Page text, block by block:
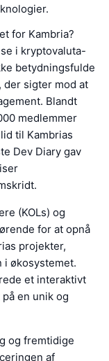
for Kambria?
i kryptovaluta-
betydningsfulde
der sigter mod at
Blandt
medlemmer
til Kambrias
Dev Diary gav
(KOLs) og
for at opnå
projekter,
økosystemet.
et interaktivt
en unik og
og fremtidige
af